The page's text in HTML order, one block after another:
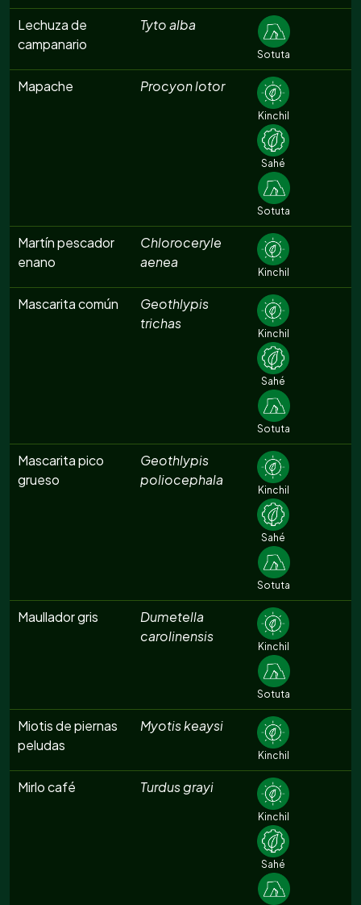
Lechuza de
campanario
Tyto alba
Sotuta
Mapache Procyon lotor
Kinchil
Sahé
Sotuta
Martín pescador
enano
Chloroceryle
aenea
Kinchil
Mascarita común
Geothlypis
trichas
Kinchil
Sahé
Sotuta
Mascarita pico
grueso
Geothlypis
poliocephala
Kinchil
Sahé
Sotuta
Maullador gris
Dumetella
carolinensis
Kinchil
Sotuta
Miotis de piernas
peludas
Myotis keaysi
Kinchil
Mirlo café Turdus grayi
Kinchil
Sahé